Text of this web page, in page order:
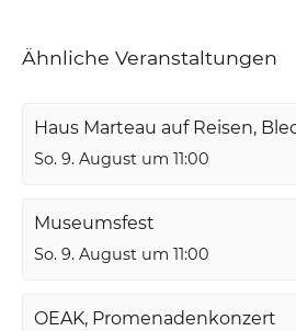
Ähnliche Veranstaltungen
Haus Marteau auf Reisen,
So. 9. August um 11:00
Museumsfest
So. 9. August um 11:00
OEAK, Promenadenkonzert